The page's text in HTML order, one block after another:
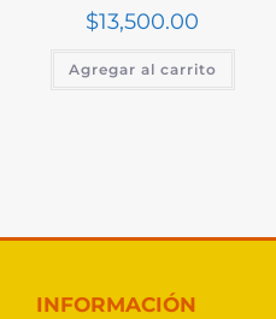
$13,500.00
Agregar al carrito
INFORMACIÓN